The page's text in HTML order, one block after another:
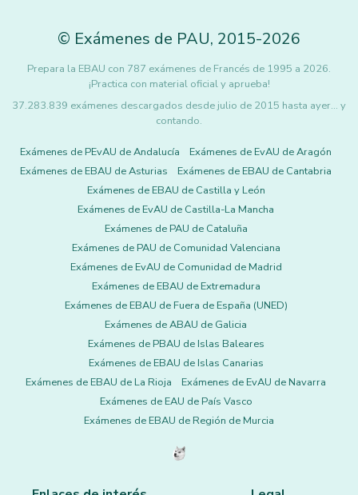
© Exámenes de PAU, 2015-2026
Prepara la EBAU con 787 exámenes de Francés de 1995 a 2026.
¡Practica con material oficial y aprueba!
37.283.839 exámenes descargados desde julio de 2015 hasta ayer... y
contando.
Exámenes de PEvAU de Andalucía
Exámenes de EvAU de Aragón
Exámenes de EBAU de Asturias
Exámenes de EBAU de Cantabria
Exámenes de EBAU de Castilla y León
Exámenes de EvAU de Castilla-La Mancha
Exámenes de PAU de Cataluña
Exámenes de PAU de Comunidad Valenciana
Exámenes de EvAU de Comunidad de Madrid
Exámenes de EBAU de Extremadura
Exámenes de EBAU de Fuera de España (UNED)
Exámenes de ABAU de Galicia
Exámenes de PBAU de Islas Baleares
Exámenes de EBAU de Islas Canarias
Exámenes de EBAU de La Rioja
Exámenes de EvAU de Navarra
Exámenes de EAU de País Vasco
Exámenes de EBAU de Región de Murcia